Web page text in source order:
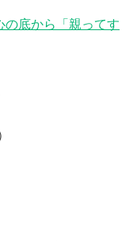
の底から「親ってす